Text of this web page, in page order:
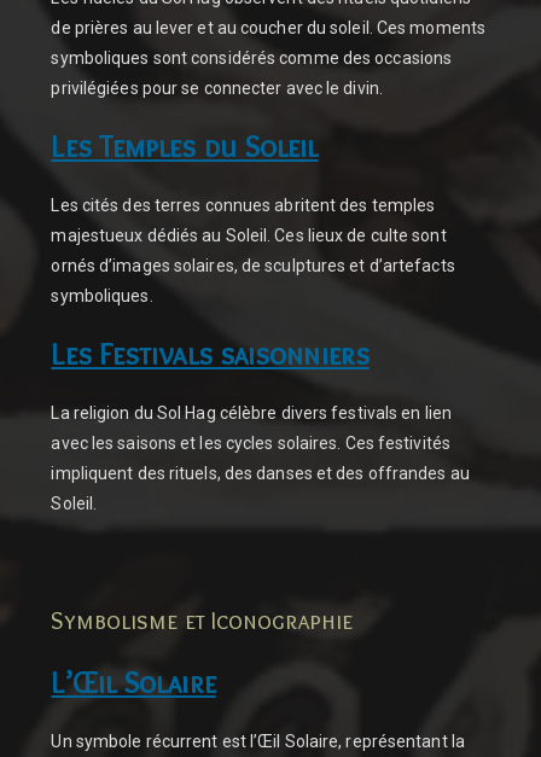
de prières au lever et au coucher du soleil. Ces moments
symboliques sont considérés comme des occasions
privilégiées pour se connecter avec le divin.
Les Temples du Soleil
Les cités des terres connues abritent des temples
majestueux dédiés au Soleil. Ces lieux de culte sont
ornés d’images solaires, de sculptures et d’artefacts
symboliques.
Les Festivals saisonniers
La religion du Sol Hag célèbre divers festivals en lien
avec les saisons et les cycles solaires. Ces festivités
impliquent des rituels, des danses et des offrandes au
Soleil.
Symbolisme et Iconographie
L’Œil Solaire
Un symbole récurrent est l’Œil Solaire, représentant la